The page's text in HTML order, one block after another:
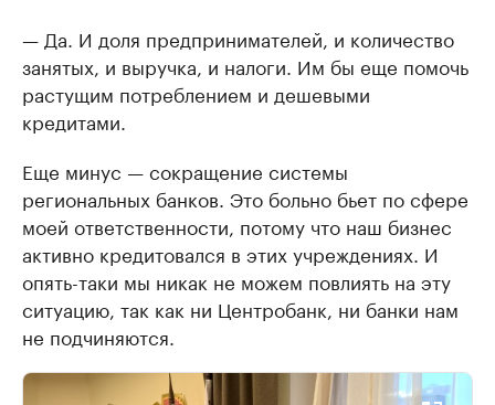
— Да. И доля предпринимателей, и количество
занятых, и выручка, и налоги. Им бы еще помочь
растущим потреблением и дешевыми
кредитами.
Еще минус — сокращение системы
региональных банков. Это больно бьет по сфере
моей ответственности, потому что наш бизнес
активно кредитовался в этих учреждениях. И
опять-таки мы никак не можем повлиять на эту
ситуацию, так как ни Центробанк, ни банки нам
не подчиняются.